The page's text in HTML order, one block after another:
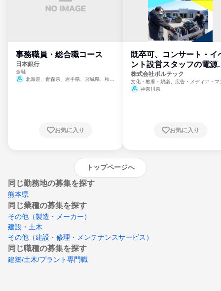
事務職員・総合職コース
日本銀行
金融
北海道、青森県、岩手県、宮城県、秋田
崎県、熊本県、大分県、宮崎県、鹿児島県、
お気に入り
既卒可、コンサート・イ
ント設営スタッフの電源
門
株式会社ボルテック
文化・教養・娯楽、広告・メディア・マ
ミ、電力・ガス・水道・エネルギー
神奈川県
お気に入り
トップページへ
同じ勤務地の募集を探す
熊本県
同じ業種の募集を探す
その他（製造・メーカー）
建設・土木
その他（建設・修理・メンテナンスサービス）
同じ職種の募集を探す
建築/土木/プラント専門職